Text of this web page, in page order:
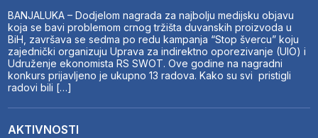
BANJALUKA – Dodjelom nagrada za najbolju medijsku objavu
koja se bavi problemom crnog tržišta duvanskih proizvoda u
BiH, završava se sedma po redu kampanja “Stop švercu” koju
zajednički organizuju Uprava za indirektno oporezivanje (UIO) i
Udruženje ekonomista RS SWOT. Ove godine na nagradni
konkurs prijavljeno je ukupno 13 radova. Kako su svi pristigli
radovi bili […]
AKTIVNOSTI